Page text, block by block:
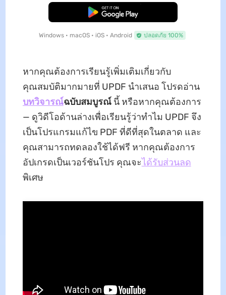
ดาวน์โหลดฟรี
Windows • macOS • iOS • Android ปลอดภัย 100%
หากคุณต้องการเรียนรู้เพิ่มเติมเกี่ยวกับ
คุณสมบัติมากมายที่ UPDF นำเสนอ โปรดอ่าน
บทวิจารณ์ฉบับสมบูรณ์นี้ หรือหากคุณต้องการ
— ดูวิดีโอด้านล่างเพื่อเรียนรู้ว่าทำไม UPDF จึง
เป็นโปรแกรมแก้ไข PDF ที่ดีที่สุดในตลาด และ
คุณสามารถทดลองใช้ได้ฟรี หากคุณต้องการ
อัปเกรดเป็นเวอร์ชันโปร คุณจะได้รับส่วนลด
พิเศษ